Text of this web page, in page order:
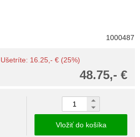
1000487
, Ušetríte: 16.25,- € (25%)
48.75,- €
Vložiť do košíka